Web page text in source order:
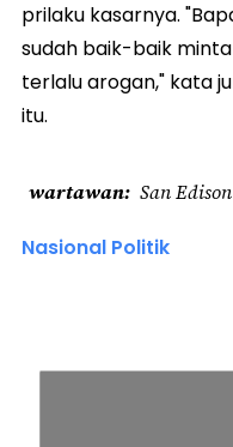
prilaku kasarnya.
sudah baik-baik
terlalu arogan," kata
itu.
wartawan San Edison
Nasional Politik